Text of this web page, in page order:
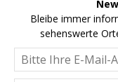
Bleibe immer
sehenswerte